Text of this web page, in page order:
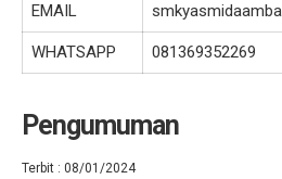
EMAIL
WHATSAPP 081369352269
Pengumuman
Terbit : 08/01/2024